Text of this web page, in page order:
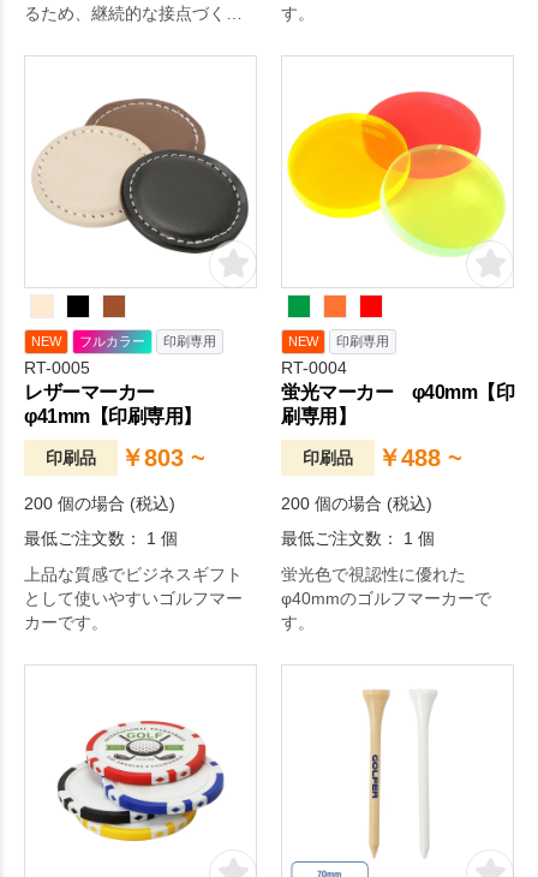
るため、継続的な接点づくり
す。
す。
NEW フルカラー 印刷専用
RT-0005
レザーマーカー
φ41mm【印刷専用】
印刷品 ￥803 ~
200 個の場合 (税込)
最低ご注文数： 1 個
上品な質感でビジネスギフト
として使いやすいゴルフマー
カーです。
NEW 印刷専用
RT-0004
蛍光マーカー φ40mm【印
刷専用】
印刷品 ￥488 ~
200 個の場合 (税込)
最低ご注文数： 1 個
蛍光色で視認性に優れた
φ40mmのゴルフマーカーで
す。